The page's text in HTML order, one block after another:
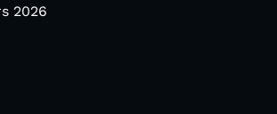
2026